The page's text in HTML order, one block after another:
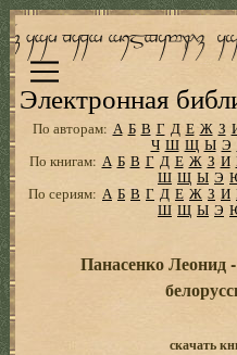
Электронная
По авторам: А Б В Г Д Е Ж З
Ч Ш Щ Ы Э
По книгам: А Б В Г Д Е Ж З И
Ш Щ Ы Э
По сериям: А Б В Г Д Е Ж З И
Ш Щ Ы Э
Панасенко Леонид
скачать